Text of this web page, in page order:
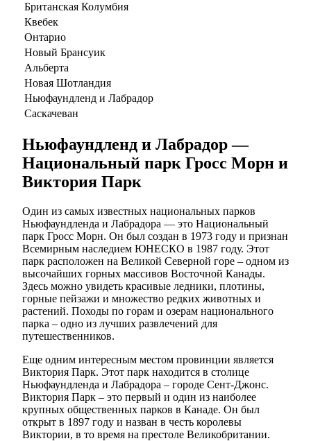
Британская Колумбия
Квебек
Онтарио
Новый Брансуик
Альберта
Новая Шотландия
Ньюфаундленд и Лабрадор
Саскачеван
Ньюфаундленд и Лабрадор —
Национальный парк Гросс Морн и
Виктория Парк
Один из самых известных национальных парков
Ньюфаундленда и Лабрадора — это Национальный
парк Гросс Морн. Он был создан в 1973 году и признан
Всемирным наследием ЮНЕСКО в 1987 году. Этот
парк расположен на Великой Северной горе – одном из
высочайших горных массивов Восточной Канады.
Здесь можно увидеть красивые ледники, плотины,
горные пейзажи и множество редких животных и
растений. Походы по горам и озерам национального
парка – одно из лучших развлечений для
путешественников.
Еще одним интересным местом провинции является
Виктория Парк. Этот парк находится в столице
Ньюфаундленда и Лабрадора – городе Сент-Джонс.
Виктория Парк – это первый и один из наиболее
крупных общественных парков в Канаде. Он был
открыт в 1897 году и назван в честь королевы
Виктории, в то время на престоле Великобритании.